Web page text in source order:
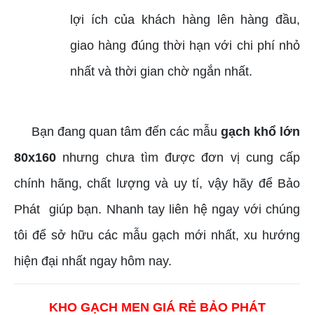
lợi ích của khách hàng lên hàng đầu,
giao hàng đúng thời hạn với chi phí nhỏ
nhất và thời gian chờ ngắn nhất.
Bạn đang quan tâm đến các mẫu gạch khổ lớn
80x160 nhưng chưa tìm được đơn vị cung cấp
chính hãng, chất lượng và uy tí, vậy hãy để Bảo
Phát giúp bạn. Nhanh tay liên hệ ngay với chúng
tôi để sở hữu các mẫu gạch mới nhất, xu hướng
hiện đại nhất ngay hôm nay.
KHO GẠCH MEN GIÁ RẺ BẢO PHÁT